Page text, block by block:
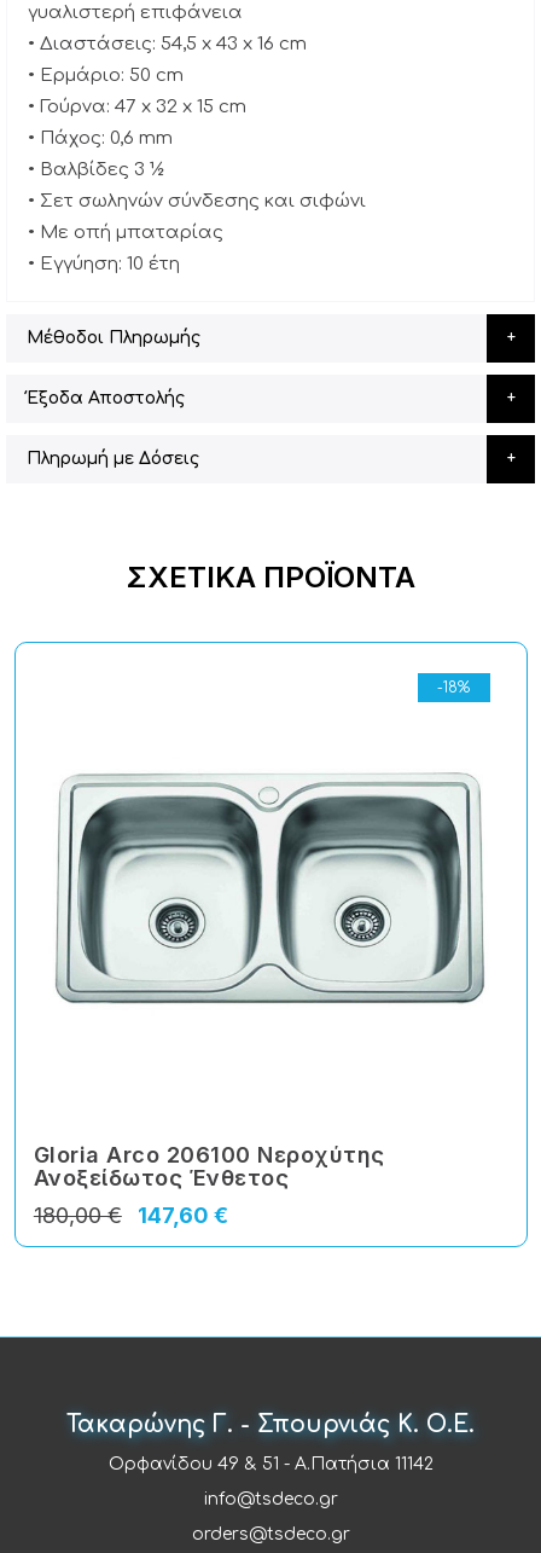
γυαλιστερή επιφάνεια
• Διαστάσεις: 54,5 x 43 x 16 cm
• Ερμάριο: 50 cm
• Γούρνα: 47 x 32 x 15 cm
• Πάχος: 0,6 mm
• Βαλβίδες 3 ½
• Σετ σωληνών σύνδεσης και σιφώνι
• Με οπή μπαταρίας
• Εγγύηση: 10 έτη
Μέθοδοι Πληρωμής
Έξοδα Αποστολής
Πληρωμή με Δόσεις
ΣΧΕΤΙΚΆ ΠΡΟΪΌΝΤΑ
-18%
Gloria Arco 206100 Νεροχύτης
Ανοξείδωτος Ένθετος
147,60 €
180,00 €
Τακαρώνης Γ. - Σπουρνιάς Κ. Ο.Ε.
Ορφανίδου 49 & 51 - Α.Πατήσια 11142
info@tsdeco.gr
orders@tsdeco.gr